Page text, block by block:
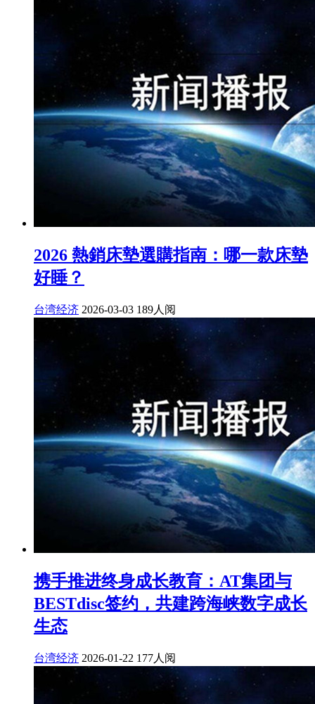
2026 熱銷床墊選購指南：哪一款床墊
好睡？
台湾经济 2026-03-03 189人阅
携手推进终身成长教育：AT集团与
BESTdisc签约，共建跨海峡数字成长
生态
台湾经济 2026-01-22 177人阅